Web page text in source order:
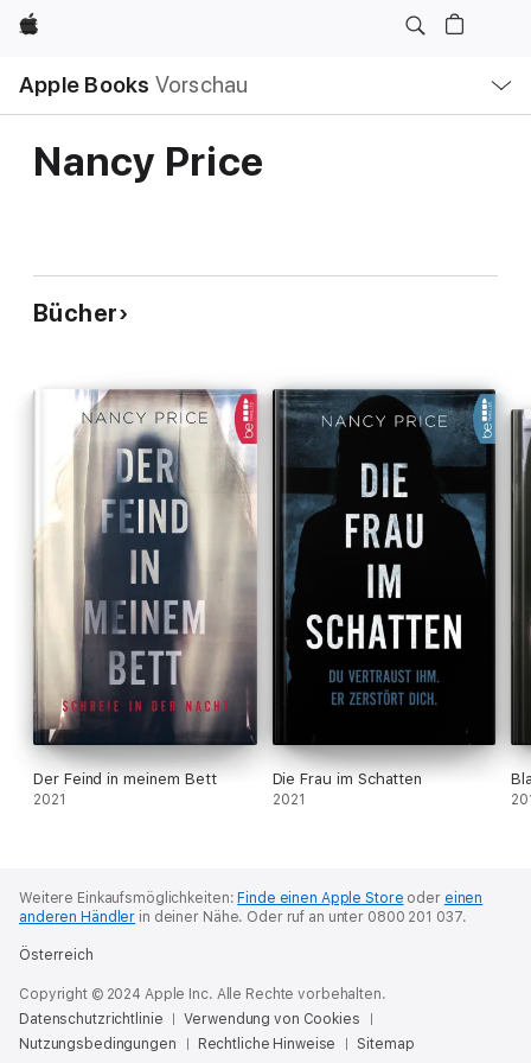
Apple
Apple Books Vorschau
Navigation
Menü
öffnen
Nancy Price
Bücher
Der Feind in meinem Bett
2021
Die Frau im Schatten
2021
Weitere Einkaufsmöglichkeiten: Finde einen Apple Store oder einen
anderen Händler in deiner Nähe. Oder ruf an unter 0800 201 037.
Österreich
Copyright © 2024 Apple Inc. Alle Rechte vorbehalten.
Datenschutzrichtlinie
Verwendung von Cookies
Nutzungsbedingungen
Rechtliche Hinweise Sitemap